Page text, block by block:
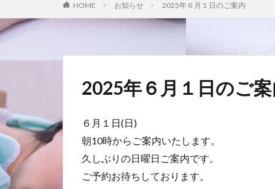
HOME お知らせ 2025年６月１日のご案内
2025年６月１日のご
６月１日(日)
朝10時からご案内いたします。
久しぶりの日曜日ご案内です。
ご予約お待ちしております。